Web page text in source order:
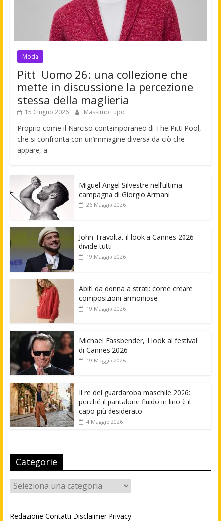
Moda
Pitti Uomo 26: una collezione che
mette in discussione la percezione
stessa della maglieria
15 Giugno 2026 Massimo Lupo
Proprio come il Narciso contemporaneo di The Pitti Pool,
che si confronta con un’immagine diversa da ciò che
appare, a
Miguel Angel Silvestre nell’ultima
campagna di Giorgio Armani
26 Maggio 2026
John Travolta, il look a Cannes 2026
divide tutti
19 Maggio 2026
Abiti da donna a strati: come creare
composizioni armoniose
19 Maggio 2026
Michael Fassbender, il look al festival
di Cannes 2026
19 Maggio 2026
Il re del guardaroba maschile 2026:
perché il pantalone fluido in lino è il
capo più desiderato
4 Maggio 2026
Categorie
Categorie
Redazione Contatti Disclaimer Privacy